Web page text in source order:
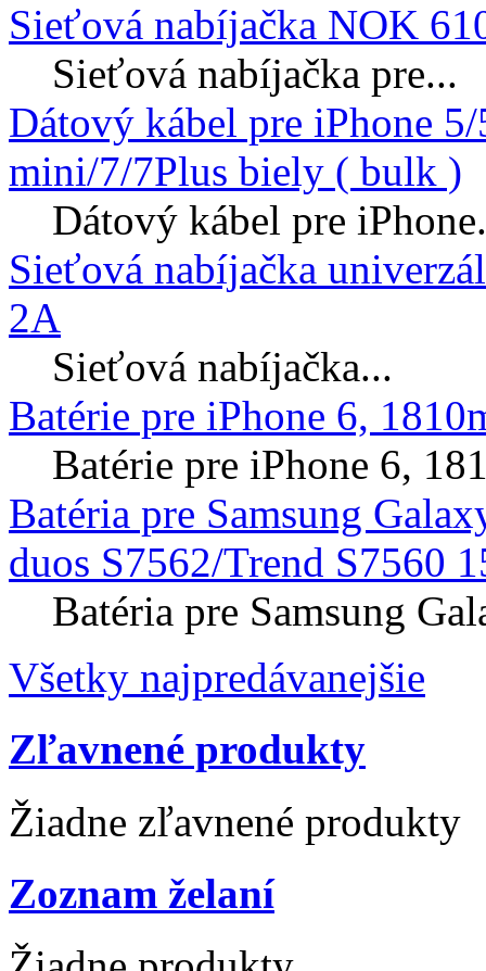
Sieťová nabíjačka NOK
Sieťová nabíjačka pre...
Dátový kábel pre iPhone
mini/7/7Plus biely ( bulk )
Dátový kábel pre
Sieťová nabíjačka
2A
Sieťová nabíjačka...
Batérie pre iPhone 6,
Batérie pre iPhone 6,
Batéria pre Samsung
duos S7562/Trend S7560
Batéria pre Samsung
Všetky najpredávanejšie
Zľavnené produkty
Žiadne zľavnené produkty
Zoznam želaní